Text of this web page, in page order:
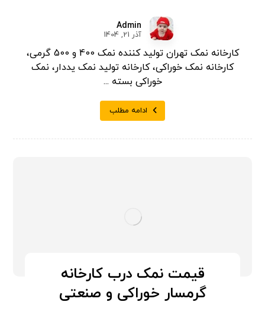
Admin
آذر 21, 1404
کارخانه نمک تهران تولید کننده نمک 400 و 500 گرمی،
کارخانه نمک خوراکی، کارخانه تولید نمک یددار، نمک
خوراکی بسته ...
ادامه مطلب
قیمت نمک درب کارخانه
گرمسار خوراکی و صنعتی